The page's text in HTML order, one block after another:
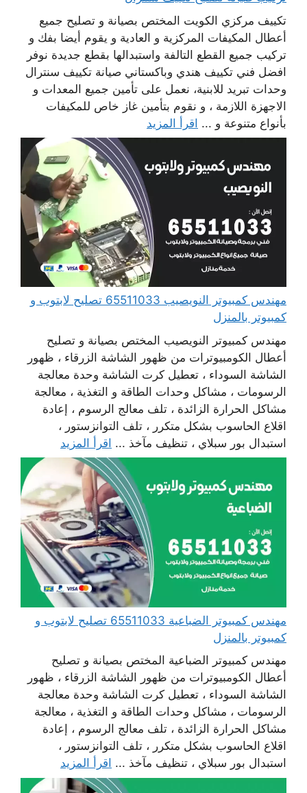
تكييف مركزي الكويت المختص بصيانة و تصليح جميع
أعطال المكيفات المركزية و العادية و يقوم أيضا بفك و
تركيب جميع القطع التالفة واستبدالها بقطع جديدة نوفر
افضل فني تكييف هندي وباكستاني صيانة تكييف سنترال
وحدات تبريد للابنية، نعمل على تأمين جميع المعدات و
الاجهزة اللازمة ، و نقوم بتأمين غاز خاص للمكيفات
بأنواع متنوعة و ... اقرأ المزيد
مهندس كمبيوتر النويصيب 65511033 تصليح لابتوب و
كمبيوتر بالمنزل
مهندس كمبيوتر النويصيب المختص بصيانة و تصليح
أعطال الكومبيوترات من ظهور الشاشة الزرقاء ، ظهور
الشاشة السوداء ، تعطيل كرت الشاشة وحدة معالجة
الرسومات ، مشاكل وحدات الطاقة و التغذية ، معالجة
مشاكل الحرارة الزائدة ، تلف معالج الرسوم ، إعادة
اقلاع الحاسوب بشكل متكرر ، تلف التوانزستور ،
استبدال بور سبلاي ، تنظيف مآخذ ... اقرأ المزيد
مهندس كمبيوتر الضباعية 65511033 تصليح لابتوب و
كمبيوتر بالمنزل
مهندس كمبيوتر الضباعية المختص بصيانة و تصليح
أعطال الكومبيوترات من ظهور الشاشة الزرقاء ، ظهور
الشاشة السوداء ، تعطيل كرت الشاشة وحدة معالجة
الرسومات ، مشاكل وحدات الطاقة و التغذية ، معالجة
مشاكل الحرارة الزائدة ، تلف معالج الرسوم ، إعادة
اقلاع الحاسوب بشكل متكرر ، تلف التوانزستور ،
استبدال بور سبلاي ، تنظيف مآخذ ... اقرأ المزيد